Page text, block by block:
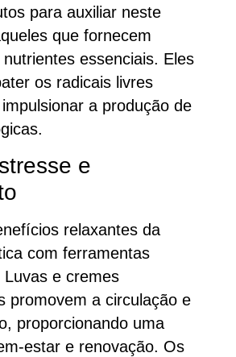
para auxiliar neste
que fornecem
essenciais. Eles
os radicais livres
a produção de
e
relaxantes da
com ferramentas
Luvas e cremes
promovem a circulação e
proporcionando uma
estar e renovação. Os